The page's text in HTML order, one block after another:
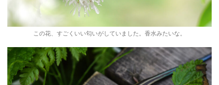
この花、すごくいい匂いがしていました。香水みたいな。